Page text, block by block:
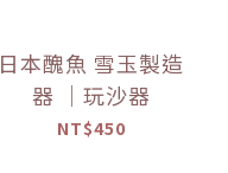
日本醜魚 雪玉製造
器 ｜玩沙器
NT$450